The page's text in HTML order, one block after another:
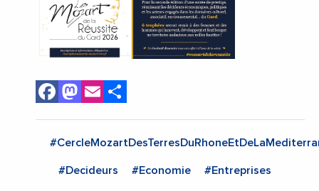
Facebook
Mastodon
Email
#Decideurs #Economie #Entreprises